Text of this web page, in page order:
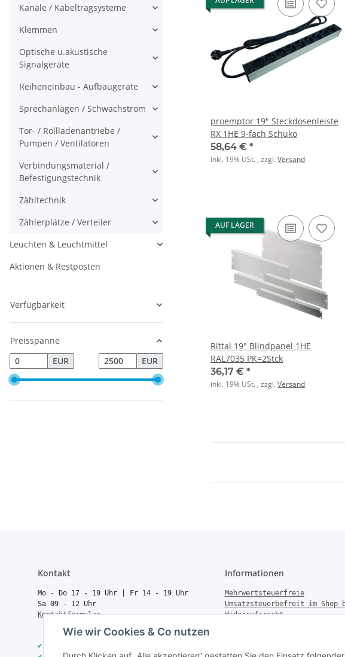
Wie wir Cookies & Co nutzen
proemptor 19" Steckdosenleiste
RX 1HE 9-fach Schuko
58,64 € *
inkl. 19% USt. , zzgl.Versand
AUF LAGER
Rittal 19" Blindpanel 1HE
RAL7035 PK=2Stck
36,17 € *
inkl. 19% USt. , zzgl.Versand
Kanäle / Kabeltragsysteme
Klemmen
Optische u.akustische
Signalgeräte
Reiheneinbau - Aufbaugeräte
Sprechanlagen / Schwachstrom
Tor- / Rollladenantriebe /
Pumpen / Ventilatoren
Verbindungsmaterial /
Befestigungstechnik
Zähltechnik
Zählerplätze / Verteiler
Leuchten & Leuchtmittel
Aktionen & Restposten
Verfügbarkeit
Preisspanne
EUR
EUR
Kontakt
Mo - Do 17 - 19 Uhr | Fr 14 - 19 Uhr
Sa 09 - 12 Uhr
Kontaktformular
✔
Informationen
Mehrwertsteuerfreie
Umsatzsteuerbefreit im Shop
Widerrufsrecht